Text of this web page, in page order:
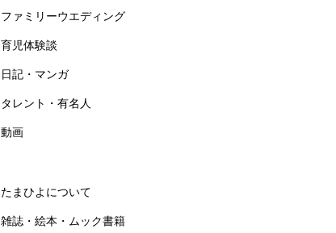
ファミリーウエディング
育児体験談
日記・マンガ
タレント・有名人
動画
たまひよについて
雑誌・絵本・ムック書籍